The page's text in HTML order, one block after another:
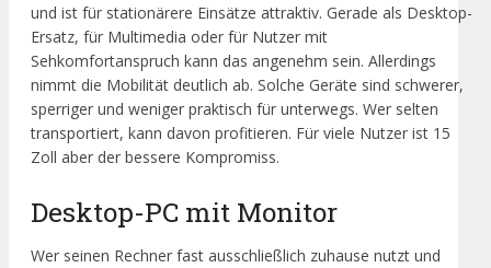
und ist für stationärere Einsätze attraktiv. Gerade als Desktop-
Ersatz, für Multimedia oder für Nutzer mit
Sehkomfortanspruch kann das angenehm sein. Allerdings
nimmt die Mobilität deutlich ab. Solche Geräte sind schwerer,
sperriger und weniger praktisch für unterwegs. Wer selten
transportiert, kann davon profitieren. Für viele Nutzer ist 15
Zoll aber der bessere Kompromiss.
Desktop-PC mit Monitor
Wer seinen Rechner fast ausschließlich zuhause nutzt und